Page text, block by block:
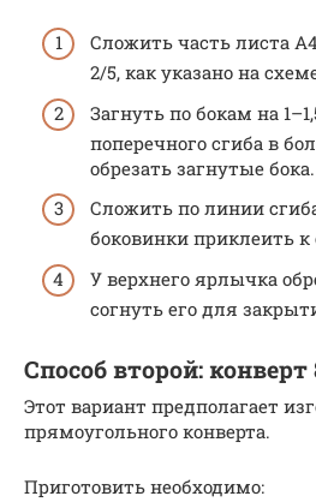
Сложить часть листа
2/5, как указано на
Загнуть по бокам на
поперечного сгиба в
обрезать загнутые бока.
Сложить по линии
боковинки приклеить
У верхнего ярлычка
согнуть его для
Способ второй: конверт
Этот вариант предполагает
прямоугольного конверта.
Приготовить необходимо: